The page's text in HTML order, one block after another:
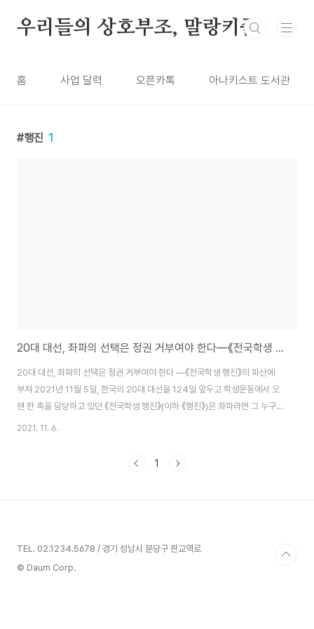
우리들의 상호부조, 말랑키즘
홈 사업 달력 오픈카톡 아나키스트 도서관
행진 1
20대 대선, 좌파의 선택은 정권 거부여야 한다―《전국학생 행진》의 파산에 부쳐
20대 대선, 좌파의 선택은 정권 거부여야 한다 ―《전국학생 행진》의 파산에
부쳐 2021년 11월 5일, 한국의 20대 대선을 124일 앞두고 학생운동에서 오
랜 한 축을 담당하고 있던 《전국학생 행진》(이하 《행진》)은 좌파라면 그 누구
도 이해할 수 없는 기묘한 입장문을 발표했다. 〈20대 대선, 좌파의 선택은 정권
문은 공개되자마자 전방위적인 어그로를 끌었다. 그 내용이란 것이 결국은 “민
2021. 11. 6.
1
TEL. 02.1234.5678 / 경기 성남시 분당구 판교역로
© Daum Corp.